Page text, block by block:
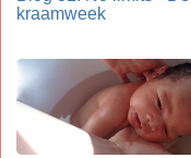
kraamweek